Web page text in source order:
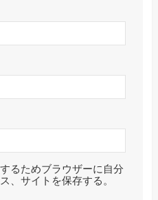
るためブラウザーに自分
、サイトを保存する。